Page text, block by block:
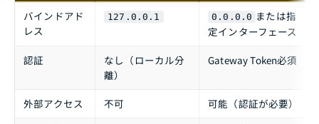
バインドアド
レス
127.0.0.1 0.0.0.0 または指
定インターフェース
認証
なし（ローカル分
離）
Gateway Token必須
外部アクセス 不可
可能（認証が必要）